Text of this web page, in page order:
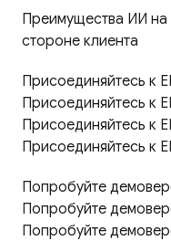
Преимущества ИИ на
стороне клиента
Присоединяйтесь к
Присоединяйтесь к
Присоединяйтесь к
Присоединяйтесь к
Попробуйте
Попробуйте
Попробуйте